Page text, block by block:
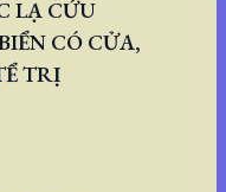
LẠ CỨU
CÓ CỬA,
TRỊ